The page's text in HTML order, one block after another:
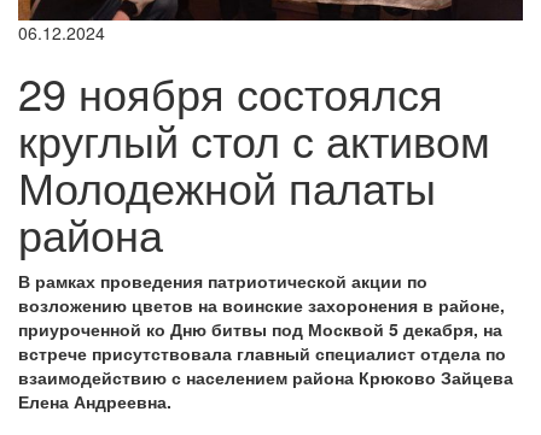
06.12.2024
29 ноября состоялся
круглый стол с активом
Молодежной палаты
района
В рамках проведения патриотической акции по
возложению цветов на воинские захоронения в районе,
приуроченной ко Дню битвы под Москвой 5 декабря, на
встрече присутствовала главный специалист отдела по
взаимодействию с населением района Крюково Зайцева
Елена Андреевна.